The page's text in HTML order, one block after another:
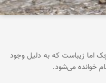
اما زیباست که به دلیل وجود
خوانده می‌شود.